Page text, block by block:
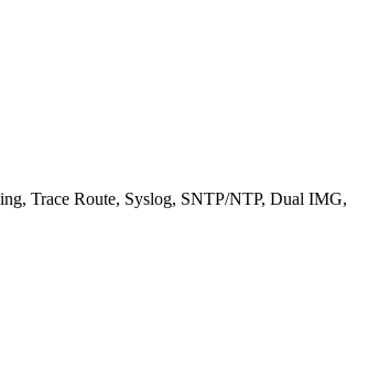
Trace Route, Syslog, SNTP/NTP, Dual IMG,